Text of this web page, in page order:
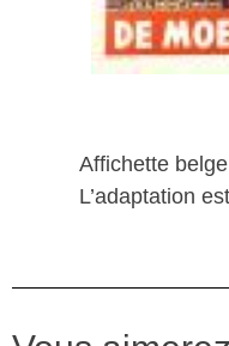
Affichette
L’adaptation